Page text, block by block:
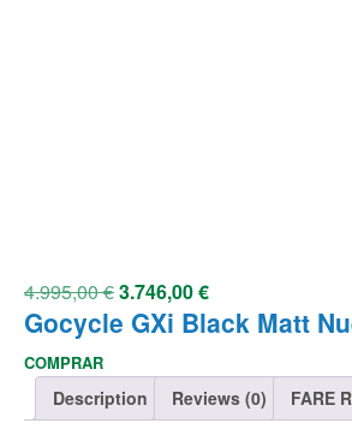
4.995,00€3.746,00€
Gocycle GXi Black Matt
COMPRAR
Description Reviews (0) FARE